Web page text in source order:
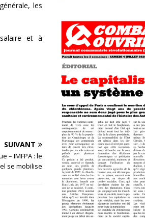
les
et à
SUIVANT
– IMFPA : le
se mobilise